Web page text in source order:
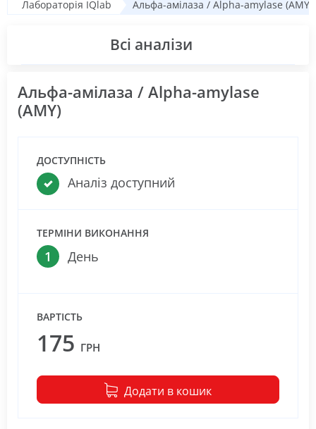
Лабораторія IQlab Альфа-амілаза / Alpha-amylase (AMY)
Всі аналізи
Альфа-амілаза / Alpha-amylase
(AMY)
ДОСТУПНІСТЬ
Аналіз доступний
ТЕРМІНИ ВИКОНАННЯ
1 День
ВАРТІСТЬ
175 ГРН
Додати в кошик